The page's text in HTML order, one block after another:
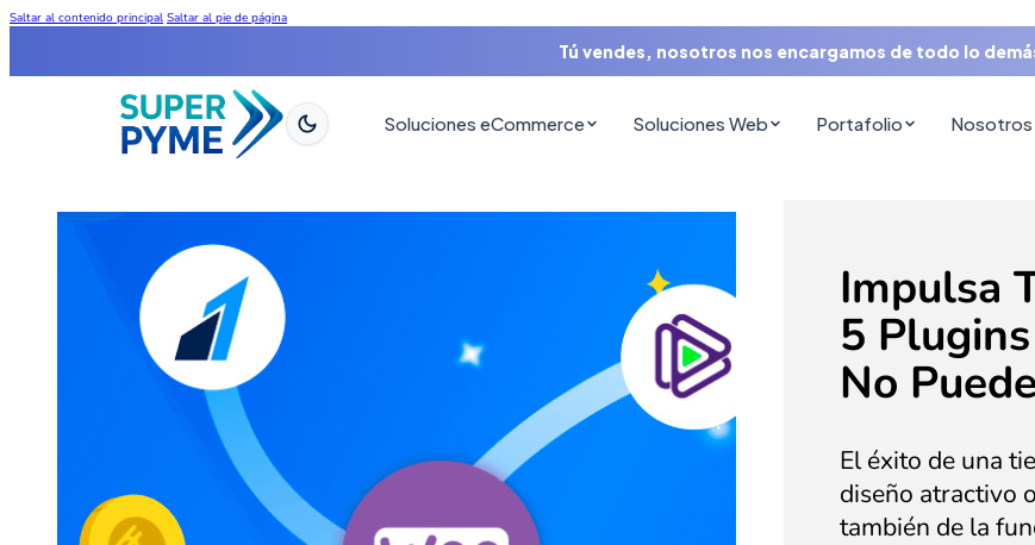
Saltar al contenido principal Saltar al pie de página
Tú vendes, nosotros nos encargamos de todo lo
Soluciones eCommerce Soluciones Web Portafolio Nosotros
Impulsa
5
No
El éxito de una
diseño atractivo
también de la